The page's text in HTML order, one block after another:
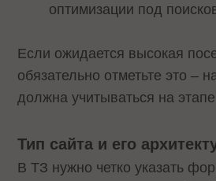
оптимизации под
Если ожидается высокая
обязательно отметьте это –
должна учитываться на
Тип сайта и его
В ТЗ нужно четко указать